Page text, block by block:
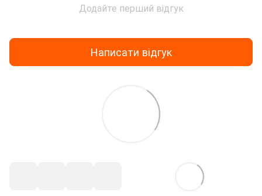
Додайте перший відгук
Написати відгук